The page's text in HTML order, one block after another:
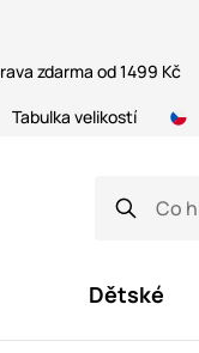
zdarma od 1499 Kč
Tabulka velikostí
Dětské